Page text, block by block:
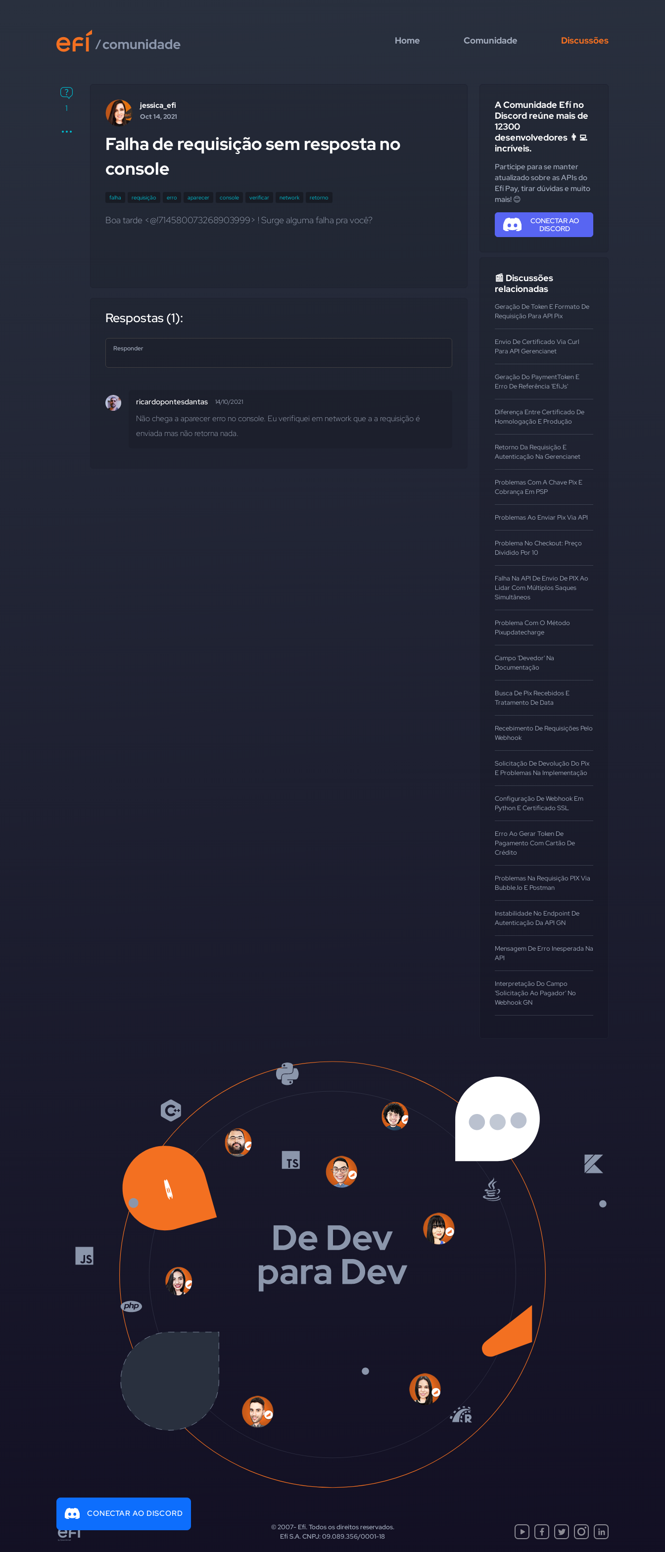
Home Comunidade Discussões
1 jessica_efi
Oct 14, 2021
Falha de requisição sem resposta no
console
falha requisição erro aparecer console verificar network retorno
Boa tarde <@!714580073268903999> ! Surge alguma falha pra você?
Respostas (1):
Responder
ricardopontesdantas 14/10/2021
Não chega a aparecer erro no console. Eu verifiquei em network que a a requisição é
enviada mas não retorna nada.
A Comunidade Efí no
Discord reúne mais de
12300
desenvolvedores 👨‍💻
incríveis.
Participe para se manter
atualizado sobre as APIs do
Efí Pay, tirar dúvidas e muito
mais! 😊
CONECTAR AO
DISCORD
📰 Discussões
relacionadas
Geração De Token E Formato De
Requisição Para API Pix
Envio De Certificado Via Curl
Para API Gerencianet
Geração Do PaymentToken E
Erro De Referência 'EfiJs'
Diferença Entre Certificado De
Homologação E Produção
Retorno Da Requisição E
Autenticação Na Gerencianet
Problemas Com A Chave Pix E
Cobrança Em PSP
Problemas Ao Enviar Pix Via API
Problema No Checkout: Preço
Dividido Por 10
Falha Na API De Envio De PIX Ao
Lidar Com Múltiplos Saques
Simultâneos
Problema Com O Método
Pixupdatecharge
Campo 'Devedor' Na
Documentação
Busca De Pix Recebidos E
Tratamento De Data
Recebimento De Requisições Pelo
Webhook
Solicitação De Devolução Do Pix
E Problemas Na Implementação
Configuração De Webhook Em
Python E Certificado SSL
Erro Ao Gerar Token De
Pagamento Com Cartão De
Crédito
Problemas Na Requisição PIX Via
Bubble.io E Postman
Instabilidade No Endpoint De
Autenticação Da API GN
Mensagem De Erro Inesperada Na
API
Interpretação Do Campo
'Solicitação Ao Pagador' No
Webhook GN
CONECTAR AO DISCORD
© 2007-Efí. Todos os direitos reservados.
Efí S.A. CNPJ: 09.089.356/0001-18